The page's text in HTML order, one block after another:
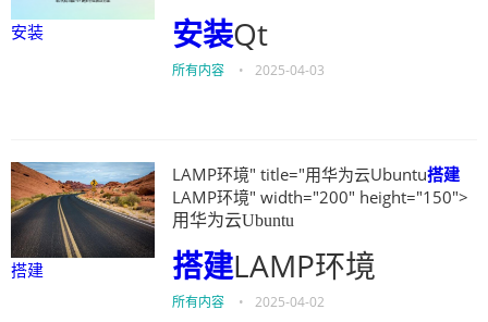
安装 安装Qt
所有内容 • 2025-04-03
搭建
LAMP环境" title="用华为云Ubuntu搭建
LAMP环境" width="200" height="150">
用华为云Ubuntu
搭建LAMP环境
所有内容 • 2025-04-02